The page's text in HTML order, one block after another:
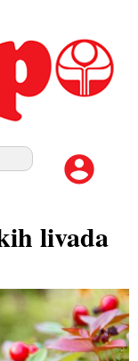
livada